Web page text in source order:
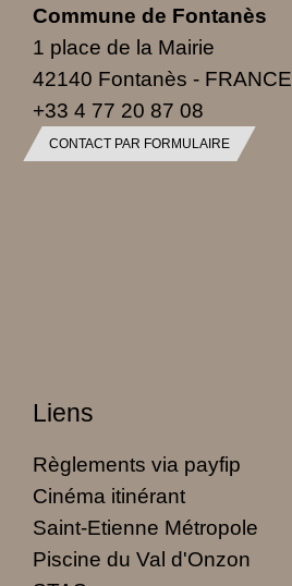
Commune de Fontanès
1 place de la Mairie
42140 Fontanès - FRANCE
+33 4 77 20 87 08
CONTACT PAR FORMULAIRE
Liens
Règlements via payfip
Cinéma itinérant
Saint-Etienne Métropole
Piscine du Val d'Onzon